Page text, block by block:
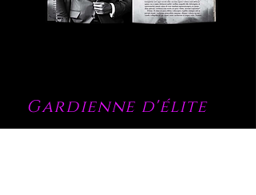
Gardienne d'élite